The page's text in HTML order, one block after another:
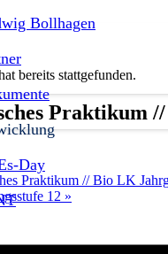
Bollhagen
Day
bereits stattgefunden.
Praktikum
Praktikum // Bio LK
12 »